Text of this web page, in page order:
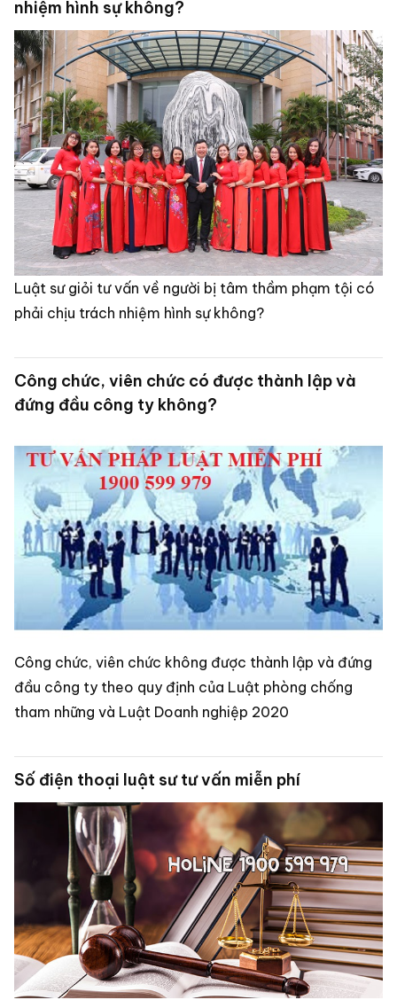
nhiệm hình sự không?
Luật sư giỏi tư vấn về người bị tâm thầm phạm tội có
phải chịu trách nhiệm hình sự không?
Công chức, viên chức có được thành lập và
đứng đầu công ty không?
Công chức, viên chức không được thành lập và đứng
đầu công ty theo quy định của Luật phòng chống
tham những và Luật Doanh nghiệp 2020
Số điện thoại luật sư tư vấn miễn phí